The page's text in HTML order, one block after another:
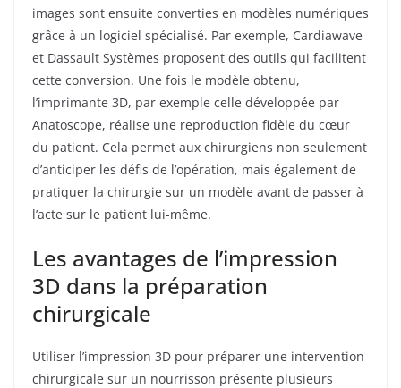
images sont ensuite converties en modèles numériques
grâce à un logiciel spécialisé. Par exemple, Cardiawave
et Dassault Systèmes proposent des outils qui facilitent
cette conversion. Une fois le modèle obtenu,
l’imprimante 3D, par exemple celle développée par
Anatoscope, réalise une reproduction fidèle du cœur
du patient. Cela permet aux chirurgiens non seulement
d’anticiper les défis de l’opération, mais également de
pratiquer la chirurgie sur un modèle avant de passer à
l’acte sur le patient lui-même.
Les avantages de l’impression
3D dans la préparation
chirurgicale
Utiliser l’impression 3D pour préparer une intervention
chirurgicale sur un nourrisson présente plusieurs